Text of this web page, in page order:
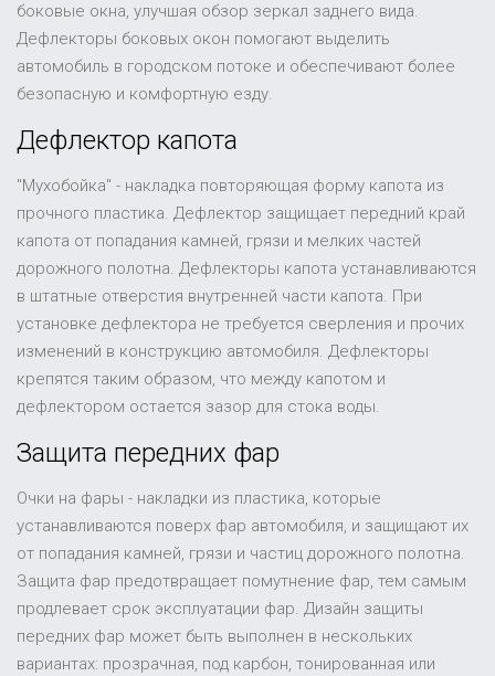
боковые окна, улучшая обзор зеркал заднего вида.
Дефлекторы боковых окон помогают выделить
автомобиль в городском потоке и обеспечивают более
безопасную и комфортную езду.
Дефлектор капота
"Мухобойка" - накладка повторяющая форму капота из
прочного пластика. Дефлектор защищает передний край
капота от попадания камней, грязи и мелких частей
дорожного полотна. Дефлекторы капота устанавливаются
в штатные отверстия внутренней части капота. При
установке дефлектора не требуется сверления и прочих
изменений в конструкцию автомобиля. Дефлекторы
крепятся таким образом, что между капотом и
дефлектором остается зазор для стока воды.
Защита передних фар
Очки на фары - накладки из пластика, которые
устанавливаются поверх фар автомобиля, и защищают их
от попадания камней, грязи и частиц дорожного полотна.
Защита фар предотвращает помутнение фар, тем самым
продлевает срок эксплуатации фар. Дизайн защиты
передних фар может быть выполнен в нескольких
вариантах: прозрачная, под карбон, тонированная или